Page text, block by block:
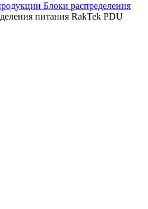
Блоки распределения
питания RakTek PDU